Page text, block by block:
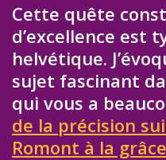
Cette quête
d’excellence est
helvétique.
sujet fascinant
qui vous a
de la précision
Romont à la